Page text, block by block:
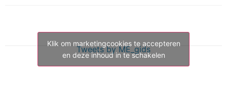
Tweets by ME_gids
Klik om marketingcookies te accepteren
en deze inhoud in te schakelen